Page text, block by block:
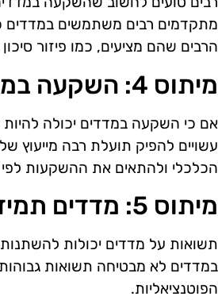
מתקדמים רבים משתמשים במדדים
הרבים שהם מציעים, כמו פיזור
מיתוס 4: השקעה במדדים יכולה להחליף ייעוץ מקצועי
אם כי השקעה במדדים יכולה להיות
עשויים להפיק תועלת רבה מייעוץ
הכלכלי ולהתאים את ההשקעות לפי
מיתוס 5: מדדים תמיד מניבים תשואות גבוהות
תשואות על מדדים יכולות
במדדים לא מבטיחה תשואות
הפוטנציאליות.